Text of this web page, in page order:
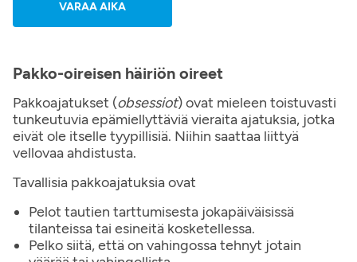
VARAA AIKA
Pakko-oireisen häiriön oireet
Pakkoajatukset (obsessiot) ovat mieleen toistuvasti
tunkeutuvia epämiellyttäviä vieraita ajatuksia, jotka
eivät ole itselle tyypillisiä. Niihin saattaa liittyä
vellovaa ahdistusta.
Tavallisia pakkoajatuksia ovat
Pelot tautien tarttumisesta jokapäiväisissä
tilanteissa tai esineitä kosketellessa.
Pelko siitä, että on vahingossa tehnyt jotain